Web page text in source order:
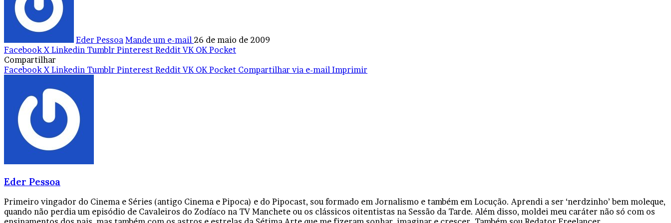
Eder Pessoa Mande um e-mail 26 de maio de 2009
Facebook X Linkedin Tumblr Pinterest Reddit VK OK Pocket
Compartilhar
Facebook X Linkedin Tumblr Pinterest Reddit VK OK Pocket Compartilhar via e-mail Imprimir
Eder Pessoa
Primeiro vingador do Cinema e Séries (antigo Cinema e Pipoca) e do Pipocast, sou formado em Jornalismo e também em Locução. Aprendi a ser ‘nerdzinho’ bem moleque,
quando não perdia um episódio de Cavaleiros do Zodíaco na TV Manchete ou os clássicos oitentistas na Sessão da Tarde. Além disso, moldei meu caráter não só com os